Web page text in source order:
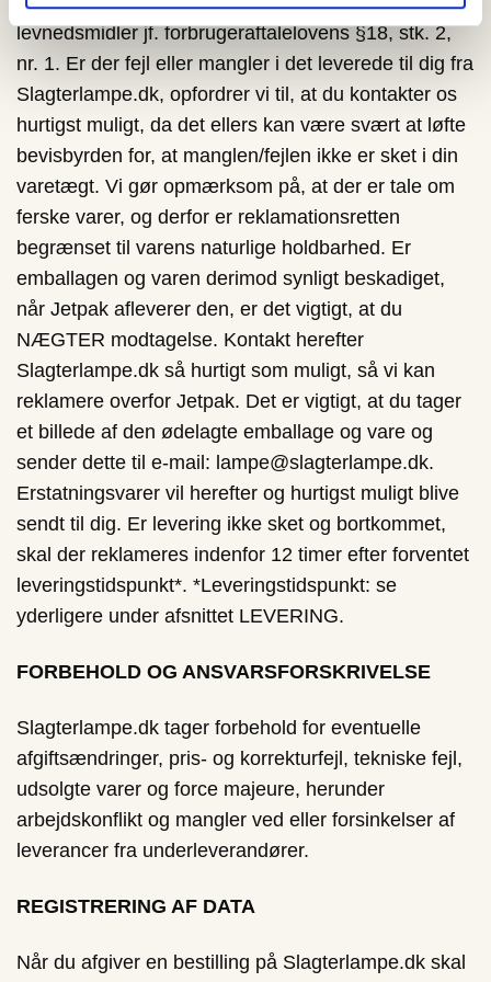
levnedsmidler jf. forbrugeraftalelovens §18, stk. 2,
nr. 1. Er der fejl eller mangler i det leverede til dig fra
Slagterlampe.dk, opfordrer vi til, at du kontakter os
hurtigst muligt, da det ellers kan være svært at løfte
bevisbyrden for, at manglen/fejlen ikke er sket i din
varetægt. Vi gør opmærksom på, at der er tale om
ferske varer, og derfor er reklamationsretten
begrænset til varens naturlige holdbarhed. Er
emballagen og varen derimod synligt beskadiget,
når Jetpak afleverer den, er det vigtigt, at du
NÆGTER modtagelse. Kontakt herefter
Slagterlampe.dk så hurtigt som muligt, så vi kan
reklamere overfor Jetpak. Det er vigtigt, at du tager
et billede af den ødelagte emballage og vare og
sender dette til e-mail: lampe@slagterlampe.dk.
Erstatningsvarer vil herefter og hurtigst muligt blive
sendt til dig. Er levering ikke sket og bortkommet,
skal der reklameres indenfor 12 timer efter forventet
leveringstidspunkt*. *Leveringstidspunkt: se
yderligere under afsnittet LEVERING.
FORBEHOLD OG ANSVARSFORSKRIVELSE
Slagterlampe.dk tager forbehold for eventuelle
afgiftsændringer, pris- og korrekturfejl, tekniske fejl,
udsolgte varer og force majeure, herunder
arbejdskonflikt og mangler ved eller forsinkelser af
leverancer fra underleverandører.
REGISTRERING AF DATA
Når du afgiver en bestilling på Slagterlampe.dk skal